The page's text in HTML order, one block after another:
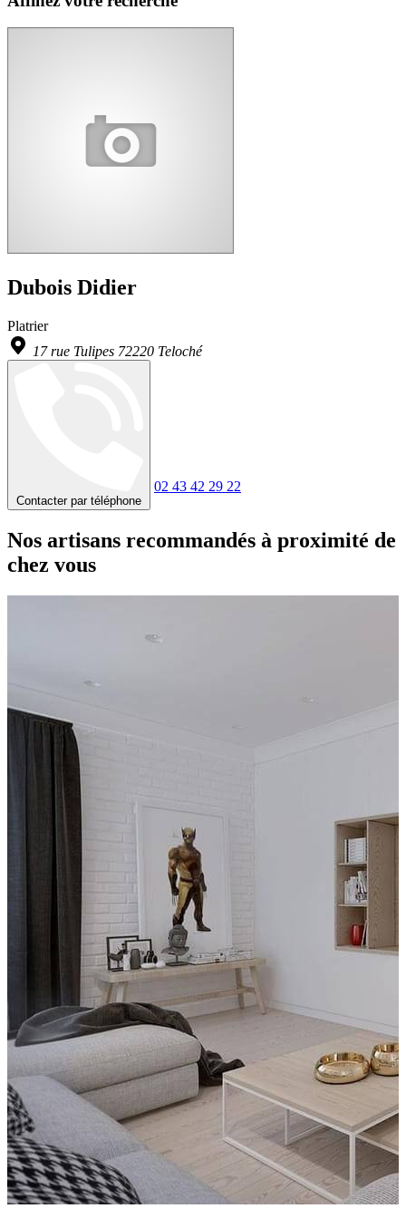
Dubois Didier
Platrier
17 rue Tulipes 72220 Teloché
Contacter par téléphone
02 43 42 29 22
Nos artisans recommandés à proximité de
chez vous